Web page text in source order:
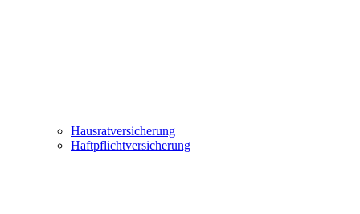
Hausratversicherung
Haftpflichtversicherung